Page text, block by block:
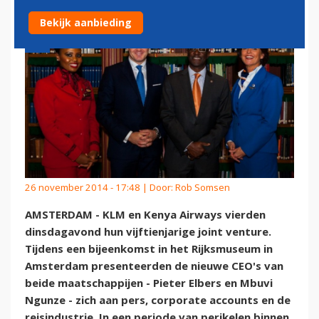
26 november 2014 - 17:48 | Door: Rob Somsen
AMSTERDAM - KLM en Kenya Airways vierden
dinsdagavond hun vijftienjarige joint venture.
Tijdens een bijeenkomst in het Rijksmuseum in
Amsterdam presenteerden de nieuwe CEO's van
beide maatschappijen - Pieter Elbers en Mbuvi
Ngunze - zich aan pers, corporate accounts en de
Bekijk aanbieding